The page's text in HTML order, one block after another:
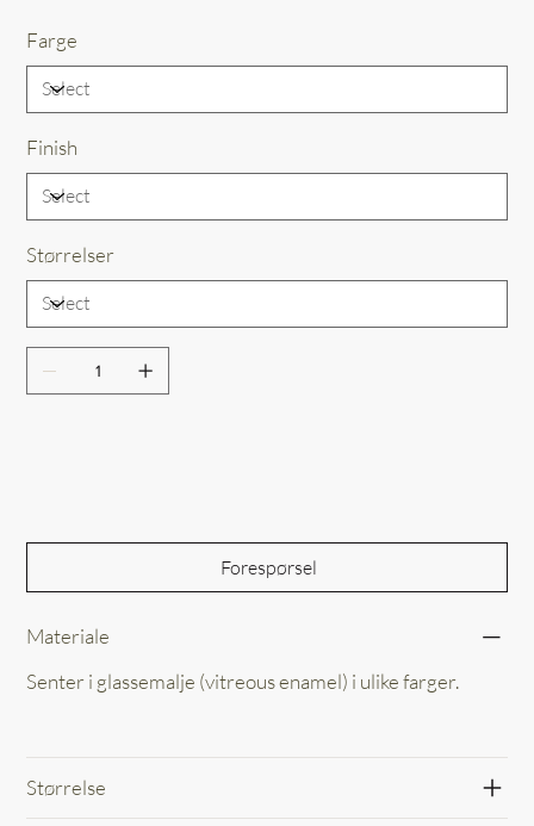
Farge
Finish
Størrelser
Forespørsel
Materiale
Senter i glassemalje (vitreous enamel) i ulike farger.
Størrelse